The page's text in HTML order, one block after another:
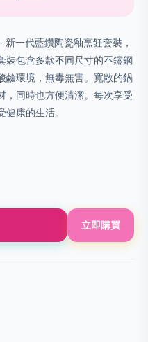
一代藍鑽陶瓷釉烹飪套裝，
裝包含多款不同尺寸的不鏽鋼
鹼環境，無毒無害。寬敞的鍋
，同時也方便清潔。每次享受
康的生活。
立即購買